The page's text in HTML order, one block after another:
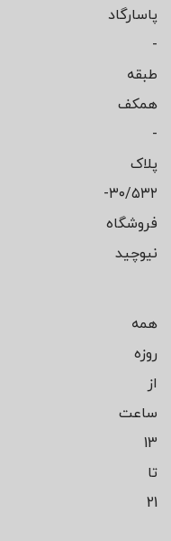
پاسارگاد
-
طبقه
همکف
-
پلاک
۳۰/۵۳۲-
فروشگاه
نیوچید
همه
روزه
از
ساعت
13
تا
21